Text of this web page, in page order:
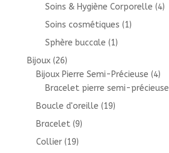
Soins & Hygiène Corporelle (4)
Soins cosmétiques (1)
Sphère buccale (1)
Bijoux (26)
Bijoux Pierre Semi-Précieuse (4)
Bracelet pierre semi-précieuse
Boucle d'oreille (19)
Bracelet (9)
Collier (19)